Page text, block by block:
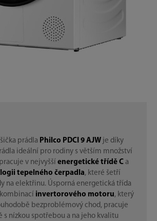
prádla Philco PDCI 9 AJW je díky
ideální pro rodiny s větším množství
v nejvyšší energetické třídě C a
tepelného čerpadla, které šetří
na elektřinu. Úsporná energetická třída
invertorového motoru, který
bezproblémový chod, pracuje
s nízkou spotřebou a na jeho kvalitu